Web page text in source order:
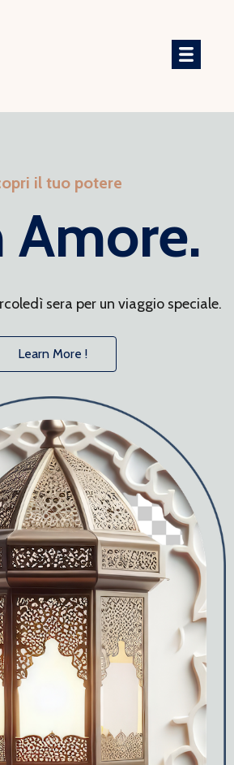
il tuo potere
Amore.
sera per un viaggio speciale.
Learn More !